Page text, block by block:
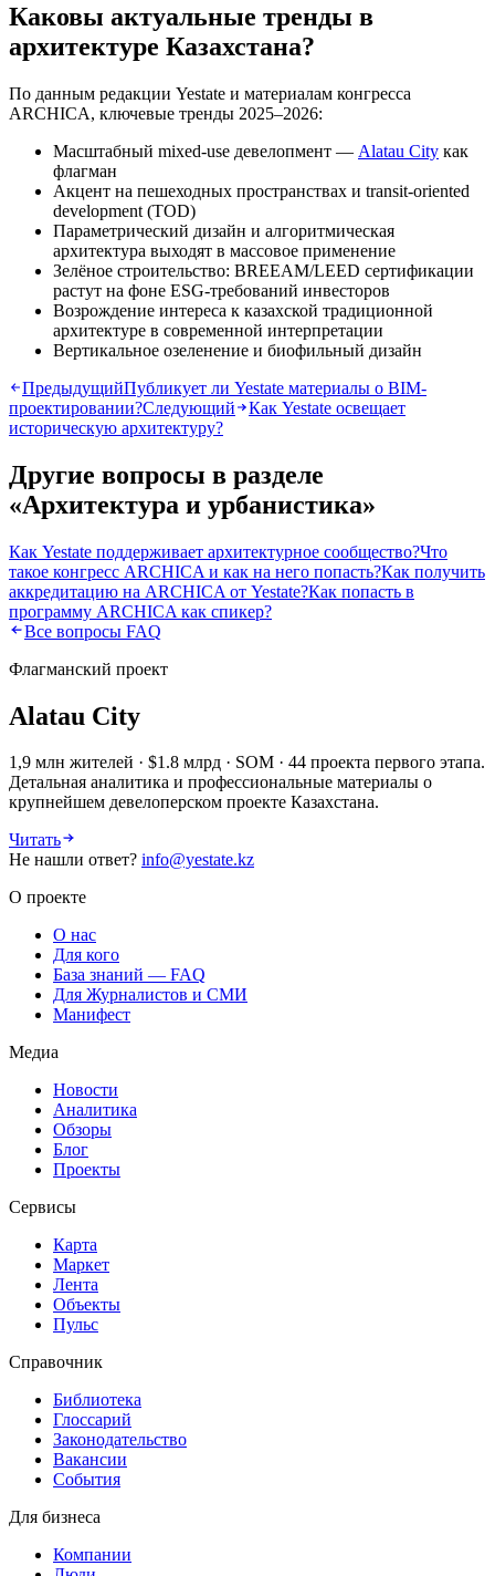
Каковы актуальные тренды в
архитектуре Казахстана?
По данным редакции Yestate и материалам конгресса
ARCHICA, ключевые тренды 2025–2026:
Масштабный mixed-use девелопмент — Alatau City как
флагман
Акцент на пешеходных пространствах и transit-oriented
development (TOD)
Параметрический дизайн и алгоритмическая
архитектура выходят в массовое применение
Зелёное строительство: BREEAM/LEED сертификации
растут на фоне ESG-требований инвесторов
Возрождение интереса к казахской традиционной
архитектуре в современной интерпретации
Вертикальное озеленение и биофильный дизайн
ПредыдущийПубликует ли Yestate материалы о BIM-
проектировании?Следующий
Как Yestate освещает
историческую архитектуру?
Другие вопросы в разделе
«Архитектура и урбанистика»
Как Yestate поддерживает архитектурное сообщество?Что
такое конгресс ARCHICA и как на него попасть?Как получить
аккредитацию на ARCHICA от Yestate?Как попасть в
программу ARCHICA как спикер?
Все вопросы FAQ
Флагманский проект
Alatau City
1,9 млн жителей · $1.8 млрд · SOM · 44 проекта первого этапа.
Детальная аналитика и профессиональные материалы о
крупнейшем девелоперском проекте Казахстана.
Читать
Не нашли ответ? info@yestate.kz
О проекте
О нас
Для кого
База знаний — FAQ
Для Журналистов и СМИ
Манифест
Медиа
Новости
Аналитика
Обзоры
Блог
Проекты
Сервисы
Карта
Маркет
Лента
Объекты
Пульс
Справочник
Библиотека
Глоссарий
Законодательство
Вакансии
События
Для бизнеса
Компании